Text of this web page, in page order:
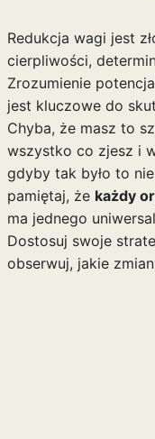
Redukcja wagi jest
cierpliwości,
Zrozumienie
jest kluczowe do
Chyba, że masz to
wszystko co zjesz i
gdyby tak było to
pamiętaj, że każdy
ma jednego
Dostosuj swoje
obserwuj, jakie